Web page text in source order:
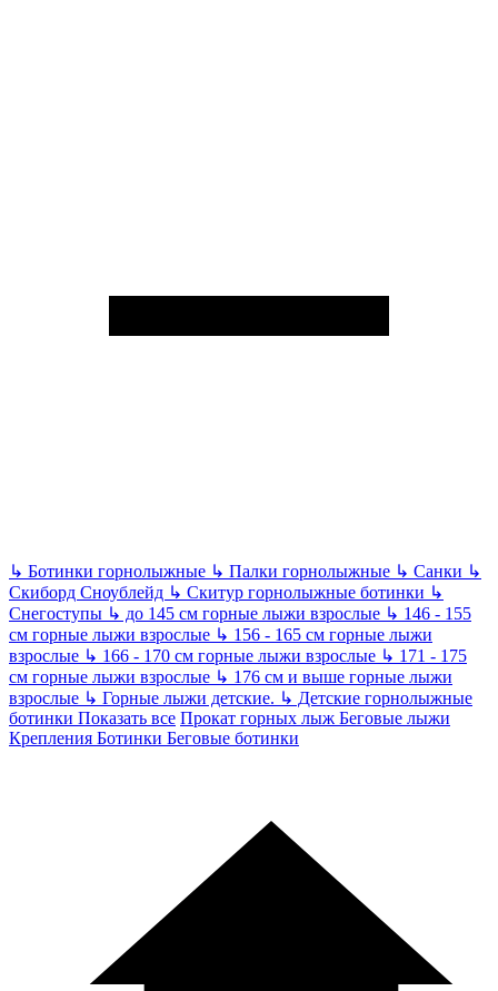
↳ Ботинки горнолыжные ↳ Палки горнолыжные ↳ Санки ↳
Скиборд Сноублейд ↳ Скитур горнолыжные ботинки ↳
Снегоступы ↳ до 145 см горные лыжи взрослые ↳ 146 - 155
см горные лыжи взрослые ↳ 156 - 165 см горные лыжи
взрослые ↳ 166 - 170 см горные лыжи взрослые ↳ 171 - 175
см горные лыжи взрослые ↳ 176 см и выше горные лыжи
взрослые ↳ Горные лыжи детские. ↳ Детские горнолыжные
ботинки Показать все Прокат горных лыж Беговые лыжи
Крепления Ботинки Беговые ботинки